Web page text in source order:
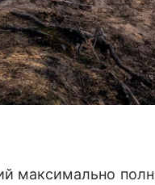
максимально